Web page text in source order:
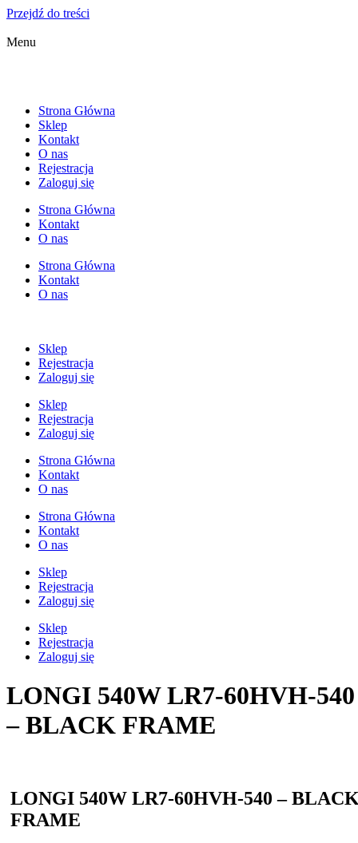
Przejdź do treści
Menu
Strona Główna
Sklep
Kontakt
O nas
Rejestracja
Zaloguj się
Strona Główna
Kontakt
O nas
Strona Główna
Kontakt
O nas
Sklep
Rejestracja
Zaloguj się
Sklep
Rejestracja
Zaloguj się
Strona Główna
Kontakt
O nas
Strona Główna
Kontakt
O nas
Sklep
Rejestracja
Zaloguj się
Sklep
Rejestracja
Zaloguj się
LONGI 540W LR7-60HVH-540
– BLACK FRAME
LONGI 540W LR7-60HVH-540 –
FRAME